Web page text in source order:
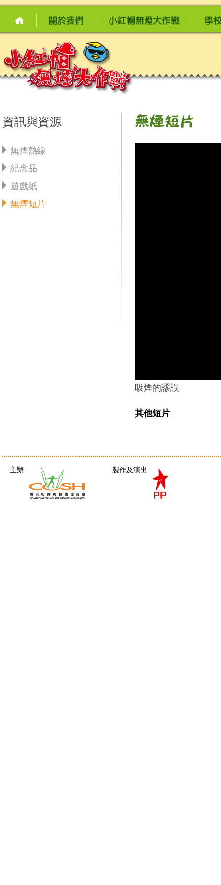
資訊與資源
無煙熱線
紀念品
遊戲紙
無煙短片
吸煙的謬誤
其他短片
主辦: 製作及演出: